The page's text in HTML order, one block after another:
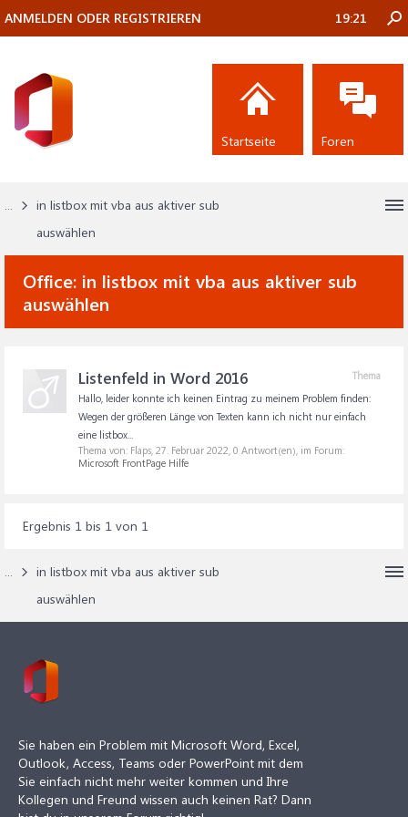
...
in listbox mit vba aus aktiver sub
auswählen
Office: in listbox mit vba aus aktiver sub
auswählen
Thema
Listenfeld in Word 2016
Hallo, leider konnte ich keinen Eintrag zu meinem Problem finden:
Wegen der größeren Länge von Texten kann ich nicht nur einfach
eine listbox...
Thema von: Flaps, 27. Februar 2022, 0 Antwort(en), im Forum:
Microsoft FrontPage Hilfe
Ergebnis 1 bis 1 von 1
...
in listbox mit vba aus aktiver sub
auswählen
ANMELDEN ODER REGISTRIEREN 19:21
Startseite Foren
Sie haben ein Problem mit Microsoft Word, Excel,
Outlook, Access, Teams oder PowerPoint mit dem
Sie einfach nicht mehr weiter kommen und Ihre
Kollegen und Freund wissen auch keinen Rat? Dann